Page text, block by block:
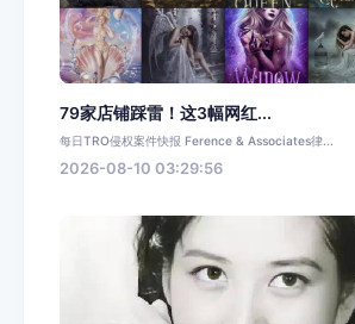
79家店铺踩雷！这3幅网红...
每日TRO侵权案件快报 Ference & Associates律...
2026-08-10 03:29:56